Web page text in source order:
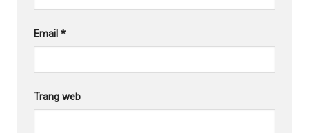
Email *
Trang web